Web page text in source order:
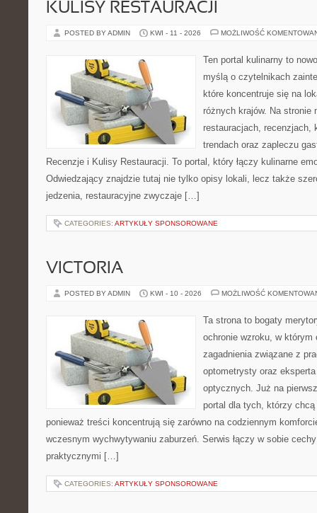
KULISY RESTAURACJI
POSTED BY ADMIN KWI - 11 - 2026 MOŻLIWOŚĆ
Ten portal kulinarny to
myślą o czytelnikach
które koncentruje się na
różnych krajów. Na stronie
restauracjach, recenzjach,
trendach oraz zapleczu
Recenzje i Kulisy Restauracji. To portal, który łączy kulinarne
Odwiedzający znajdzie tutaj nie tylko opisy lokali, lecz także
jedzenia, restauracyjne zwyczaje […]
CATEGORIES: ARTYKUŁY SPONSOROWANE
VICTORIA
POSTED BY ADMIN KWI - 10 - 2026 MOŻLIWOŚĆ
Ta strona to bogaty
ochronie wzroku, w
zagadnienia związane z
optometrysty oraz
optycznych. Już na
portal dla tych, którzy
ponieważ treści koncentrują się zarówno na codziennym
wczesnym wychwytywaniu zaburzeń. Serwis łączy w sobie
praktycznymi […]
CATEGORIES: ARTYKUŁY SPONSOROWANE